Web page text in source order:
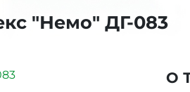
"Немо" ДГ-083
О